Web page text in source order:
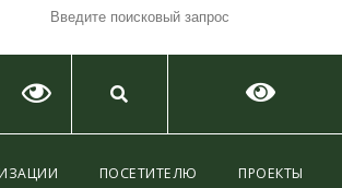
ПОСЕТИТЕЛЮ ПРОЕКТЫ